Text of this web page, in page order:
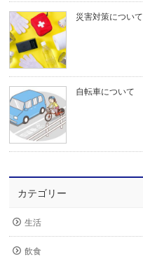
災害対策について
自転車について
カテゴリー
生活
飲食